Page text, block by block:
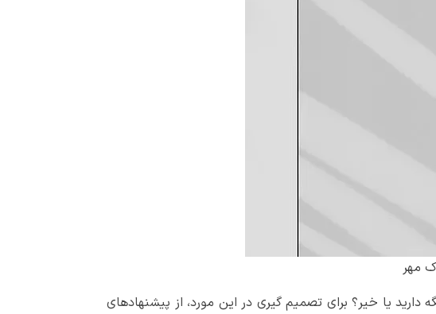
مهر
یا خیر؟ برای تصمیم گیری در این مورد، از پیشنهادهای